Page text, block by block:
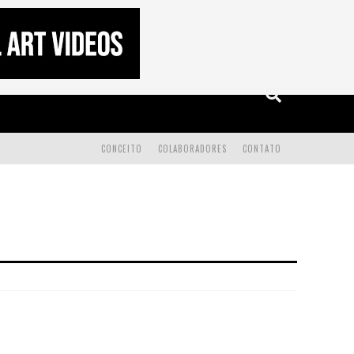
CONTATO
COLABORADORES
CONCEITO